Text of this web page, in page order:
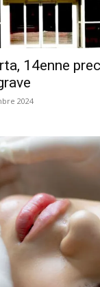
14enne
2024